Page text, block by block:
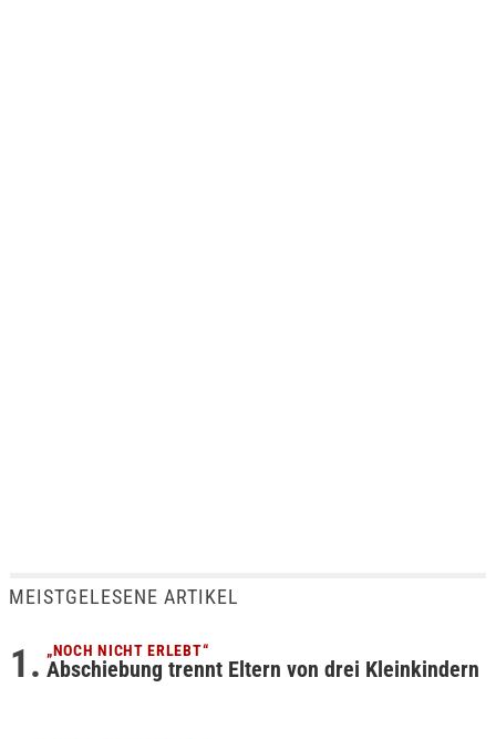
MEISTGELESENE ARTIKEL
„NOCH NICHT ERLEBT“
Abschiebung trennt Eltern von drei Kleinkindern